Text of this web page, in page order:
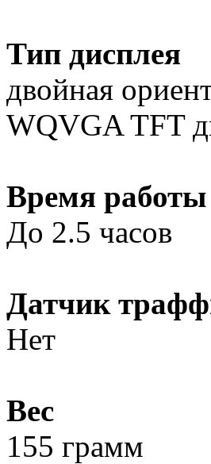
Тип дисплея
двойная
WQVGA TFT
Время работы
До 2.5 часов
Датчик
Нет
Вес
155 грамм